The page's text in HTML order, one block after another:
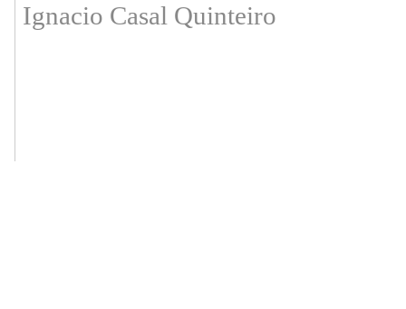
Ignacio Casal Quinteiro